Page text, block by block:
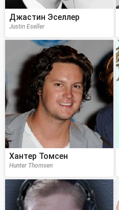
Джастин Эселлер
Justin Eseller
Хантер Томсен
Hunter Thomsen